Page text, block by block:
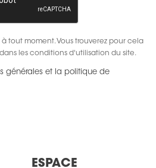
tout moment. Vous trouverez pour cela
les conditions d'utilisation du site.
générales et la politique de
ESPACE